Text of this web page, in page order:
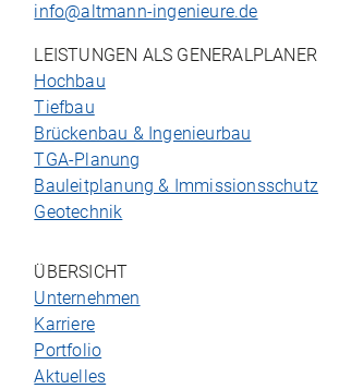
info@altmann-ingenieure.de
LEISTUNGEN ALS GENERALPLANER
Hochbau
Tiefbau
Brückenbau & Ingenieurbau
TGA-Planung
Bauleitplanung & Immissionsschutz
Geotechnik
ÜBERSICHT
Unternehmen
Karriere
Portfolio
Aktuelles